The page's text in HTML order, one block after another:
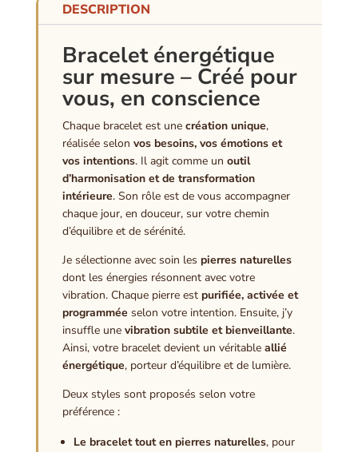
DESCRIPTION
Bracelet énergétique
sur mesure – Créé pour
vous, en conscience
Chaque bracelet est une création unique,
réalisée selon vos besoins, vos émotions et
vos intentions. Il agit comme un outil
d’harmonisation et de transformation
intérieure. Son rôle est de vous accompagner
chaque jour, en douceur, sur votre chemin
d’équilibre et de sérénité.
Je sélectionne avec soin les pierres naturelles
dont les énergies résonnent avec votre
vibration. Chaque pierre est purifiée, activée et
programmée selon votre intention. Ensuite, j’y
insuffle une vibration subtile et bienveillante.
Ainsi, votre bracelet devient un véritable allié
énergétique, porteur d’équilibre et de lumière.
Deux styles sont proposés selon votre
préférence :
Le bracelet tout en pierres naturelles, pour